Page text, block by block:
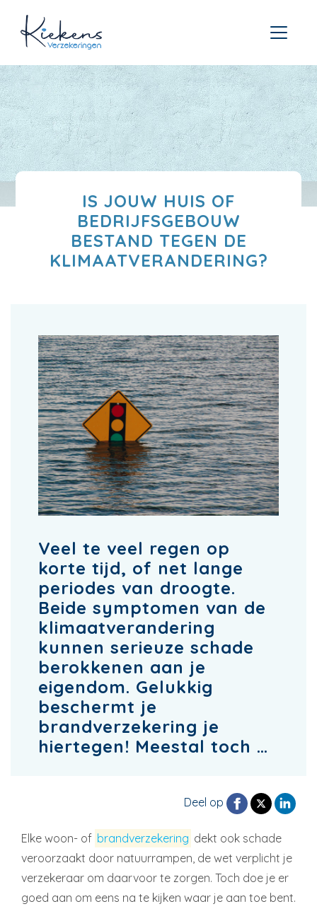
IS JOUW HUIS OF
BEDRIJFSGEBOUW
BESTAND TEGEN DE
KLIMAATVERANDERING?
Veel te veel regen op
korte tijd, of net lange
periodes van droogte.
Beide symptomen van de
klimaatverandering
kunnen serieuze schade
berokkenen aan je
eigendom. Gelukkig
beschermt je
brandverzekering je
hiertegen! Meestal toch …
Deel op
Elke woon- of brandverzekering dekt ook schade
veroorzaakt door natuurrampen, de wet verplicht je
verzekeraar om daarvoor te zorgen. Toch doe je er
goed aan om eens na te kijken waar je aan toe bent.